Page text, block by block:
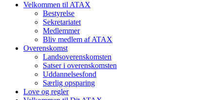
Velkommen til ATAX
Bestyrelse
Sekretariatet
Medlemmer
Bliv medlem af ATAX
Overenskomst
Landsoverenskomsten
Satser i overenskomsten
Uddannelsesfond
Særlig opsparing
Love og regler